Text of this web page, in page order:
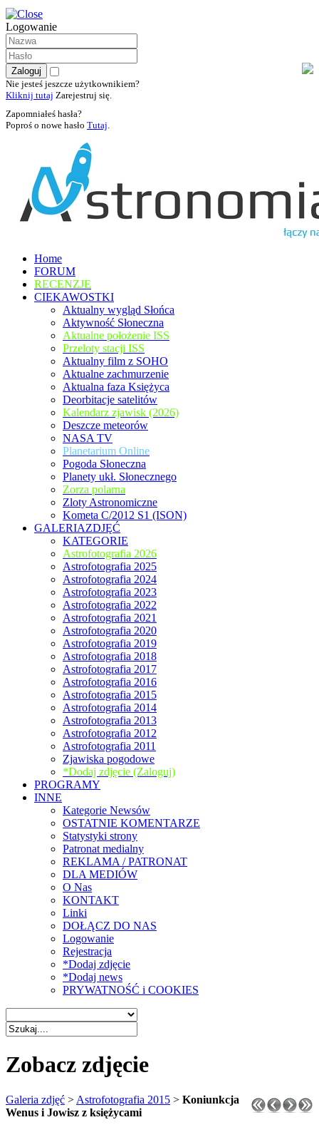
Logowanie
Nie jesteś jeszcze użytkownikiem?
Kliknij tutaj Zarejestruj się.
Zapomniałeś hasła?
Poproś o nowe hasło Tutaj.
Home
FORUM
RECENZJE
CIEKAWOSTKI
Aktualny wygląd Słońca
Aktywność Słoneczna
Aktualne położenie ISS
Przeloty stacji ISS
Aktualny film z SOHO
Aktualne zachmurzenie
Aktualna faza Księżyca
Deorbitacje satelitów
Kalendarz zjawisk (2026)
Deszcze meteorów
NASA TV
Planetarium Online
Pogoda Słoneczna
Planety ukł. Słonecznego
Zorza polarna
Zloty Astronomiczne
Kometa C/2012 S1 (ISON)
GALERIAZDJĘĆ
KATEGORIE
Astrofotografia 2026
Astrofotografia 2025
Astrofotografia 2024
Astrofotografia 2023
Astrofotografia 2022
Astrofotografia 2021
Astrofotografia 2020
Astrofotografia 2019
Astrofotografia 2018
Astrofotografia 2017
Astrofotografia 2016
Astrofotografia 2015
Astrofotografia 2014
Astrofotografia 2013
Astrofotografia 2012
Astrofotografia 2011
Zjawiska pogodowe
*Dodaj zdjęcie (Zaloguj)
PROGRAMY
INNE
Kategorie Newsów
OSTATNIE KOMENTARZE
Statystyki strony
Patronat medialny
REKLAMA / PATRONAT
DLA MEDIÓW
O Nas
KONTAKT
Linki
DOŁĄCZ DO NAS
Logowanie
Rejestracja
*Dodaj zdjęcie
*Dodaj news
PRYWATNOŚĆ i COOKIES
Zobacz zdjęcie
Galeria zdjęć > Astrofotografia 2015 > Koniunkcja
Wenus i Jowisz z księżycami